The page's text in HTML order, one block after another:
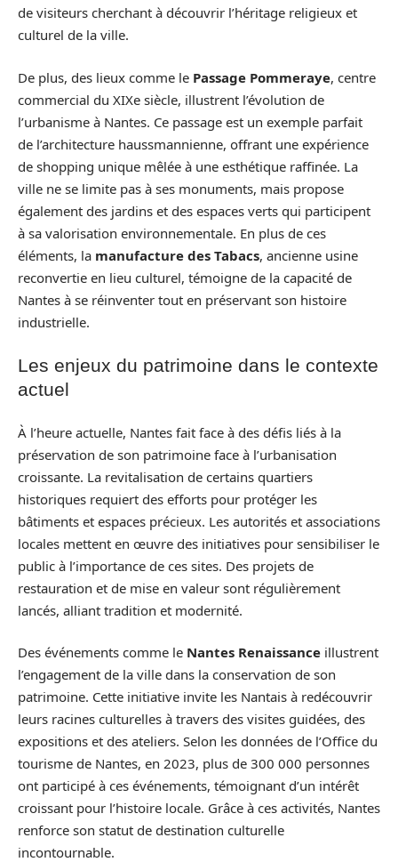
de visiteurs cherchant à découvrir l’héritage religieux et
culturel de la ville.
De plus, des lieux comme le Passage Pommeraye, centre
commercial du XIXe siècle, illustrent l’évolution de
l’urbanisme à Nantes. Ce passage est un exemple parfait
de l’architecture haussmannienne, offrant une expérience
de shopping unique mêlée à une esthétique raffinée. La
ville ne se limite pas à ses monuments, mais propose
également des jardins et des espaces verts qui participent
à sa valorisation environnementale. En plus de ces
éléments, la manufacture des Tabacs, ancienne usine
reconvertie en lieu culturel, témoigne de la capacité de
Nantes à se réinventer tout en préservant son histoire
industrielle.
Les enjeux du patrimoine dans le contexte
actuel
À l’heure actuelle, Nantes fait face à des défis liés à la
préservation de son patrimoine face à l’urbanisation
croissante. La revitalisation de certains quartiers
historiques requiert des efforts pour protéger les
bâtiments et espaces précieux. Les autorités et associations
locales mettent en œuvre des initiatives pour sensibiliser le
public à l’importance de ces sites. Des projets de
restauration et de mise en valeur sont régulièrement
lancés, alliant tradition et modernité.
Des événements comme le Nantes Renaissance illustrent
l’engagement de la ville dans la conservation de son
patrimoine. Cette initiative invite les Nantais à redécouvrir
leurs racines culturelles à travers des visites guidées, des
expositions et des ateliers. Selon les données de l’Office du
tourisme de Nantes, en 2023, plus de 300 000 personnes
ont participé à ces événements, témoignant d’un intérêt
croissant pour l’histoire locale. Grâce à ces activités, Nantes
renforce son statut de destination culturelle
incontournable.